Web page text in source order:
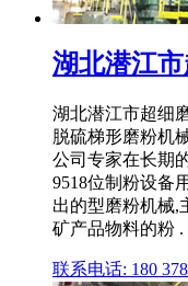
湖北潜江
湖北潜江市超细
脱硫梯形磨粉机
公司专家在长期
9518位制粉设备
出的型磨粉机械,
矿产品物料的粉 .
联系电话: 180